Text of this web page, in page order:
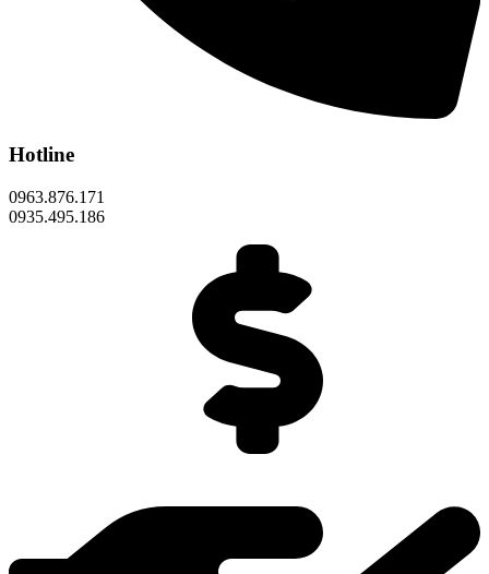
Hotline
0963.876.171
0935.495.186